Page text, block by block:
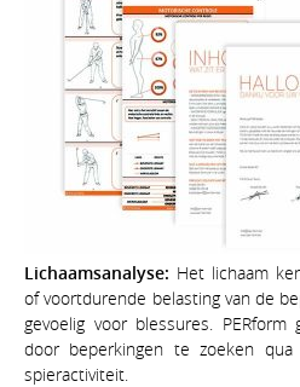
Lichaamsanalyse: Het lichaam
of voortdurende belasting van de
gevoelig voor blessures.
door beperkingen te zoeken qua
spieractiviteit.